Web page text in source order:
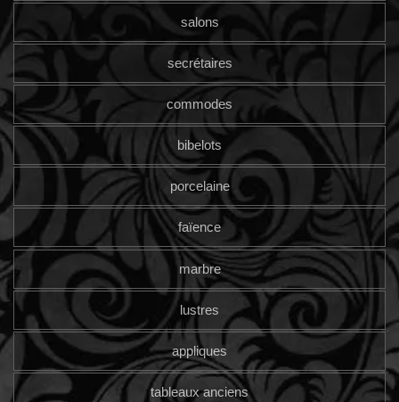
salons
secrétaires
commodes
bibelots
porcelaine
faïence
marbre
lustres
appliques
tableaux anciens